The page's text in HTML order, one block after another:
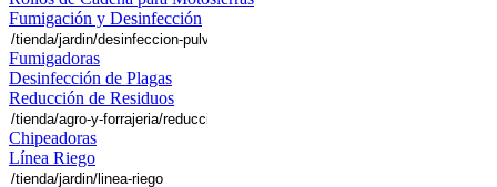
Fumigación y Desinfección
Fumigadoras
Desinfección de Plagas
Reducción de Residuos
Chipeadoras
Línea Riego